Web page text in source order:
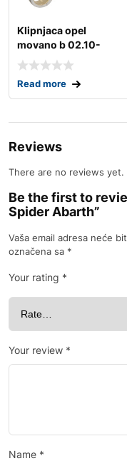
Klipnjaca opel
movano b 02.10-
Read more
Reviews
There are no reviews yet.
Be the first to
Spider Abarth”
Vaša email adresa neće
označena sa *
Your rating *
Your review *
Name *